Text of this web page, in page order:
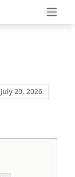
of South Florida
20, 2026